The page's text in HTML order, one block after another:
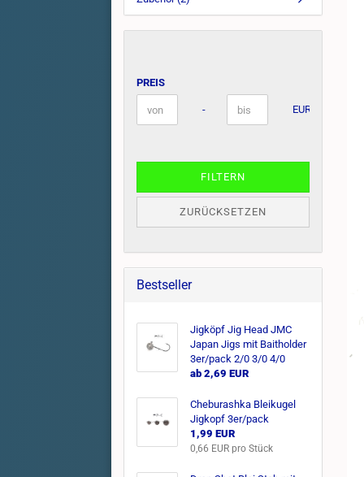
PREIS
Preis bis - EUR
FILTERN
ZURÜCKSETZEN
Bestseller
Jigköpf Jig Head JMC
Japan Jigs mit Baitholder
3er/pack 2/0 3/0 4/0
ab 2,69 EUR
Cheburashka Bleikugel
Jigkopf 3er/pack
1,99 EUR
0,66 EUR pro Stück